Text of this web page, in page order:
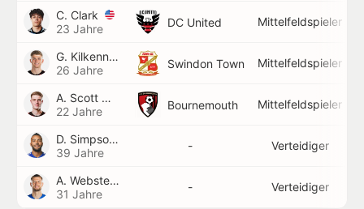
C. Clark
23 Jahre
DC United Mittelfeldspieler
G. Kilkenny
26 Jahre
Swindon Town Mittelfeldspieler
A. Scott
22 Jahre
Bournemouth Mittelfeldspieler
D. Simpson
39 Jahre
- Verteidiger
A. Webster
31 Jahre
- Verteidiger